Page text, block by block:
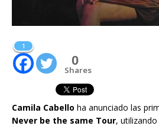
1
0
Shares
Camila Cabello ha anunciado las
Never be the same Tour,